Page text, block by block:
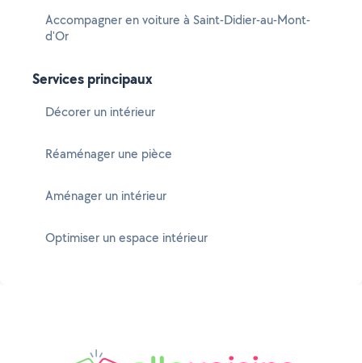
Accompagner en voiture à Saint-Didier-au-Mont-
d'Or
Services principaux
Décorer un intérieur
Réaménager une pièce
Aménager un intérieur
Optimiser un espace intérieur